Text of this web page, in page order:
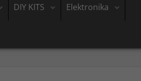
DIY KITS Elektronika